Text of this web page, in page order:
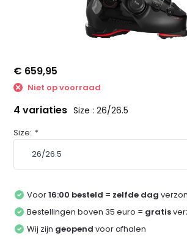
€ 659,95
Niet op voorraad
4 variaties Size : 26/26.5
Size: *
Voor16:00 besteld = zelfde dag
Bestellingen boven 35 euro = gratis
Wij zijn geopend voor afhalen